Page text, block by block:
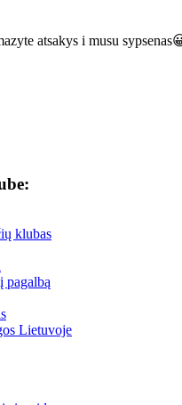
atsakys i musu
klubas
pagalbą
Lietuvoje